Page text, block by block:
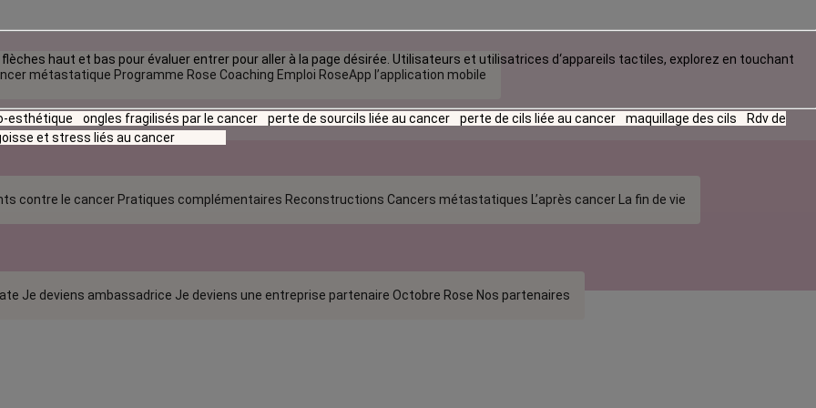
métastatique Programme Rose Coaching Emploi RoseApp l’application mobile
contre le cancer Pratiques complémentaires Reconstructions Cancers métastatiques L’après cancer La fin de vie
Je deviens ambassadrice Je deviens une entreprise partenaire Octobre Rose Nos partenaires
haut et bas pour évaluer entrer pour aller à la page désirée. Utilisateurs et utilisatrices d‘appareils tactiles, explorez en touchant
esthétique ongles fragilisés par le cancer perte de sourcils liée au cancer perte de cils liée au cancer maquillage des cils
Rdv de
et stress liés au cancer